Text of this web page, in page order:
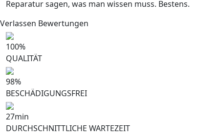
Reparatur sagen, was man wissen muss. Bestens.
Verlassen Bewertungen
100%
QUALITÄT
98%
BESCHÄDIGUNGSFREI
27min
DURCHSCHNITTLICHE WARTEZEIT